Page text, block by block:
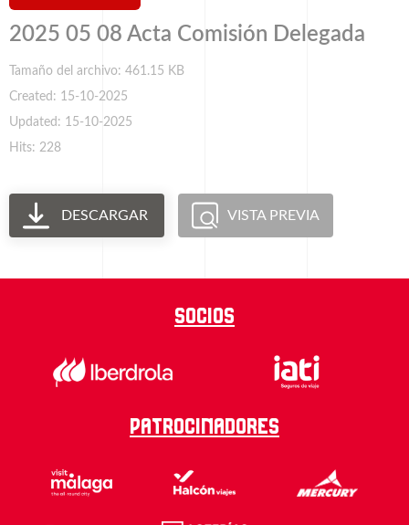
2025 05 08 Acta Comisión Delegada
Tamaño del archivo: 461.15 KB
Created: 15-10-2025
Updated: 15-10-2025
Hits: 228
DESCARGAR VISTA PREVIA
Socios
Patrocinadores